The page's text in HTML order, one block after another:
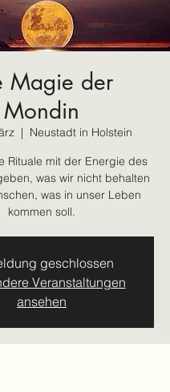
Magie der
Mondin
  |
Neustadt in Holstein
Rituale mit der Energie des
was wir nicht behalten
was in unser Leben
kommen soll.
geschlossen
Veranstaltungen
ansehen